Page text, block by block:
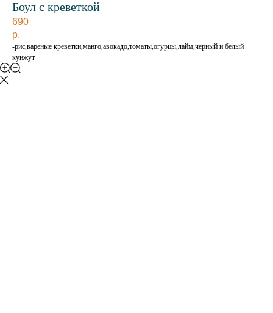
Боул с креветкой
690
р.
-рис,вареные креветки,манго,авокадо,томаты,огурцы,лайм,черный и белый
кунжут